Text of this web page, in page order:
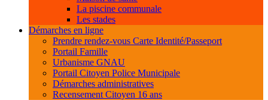
La piscine communale
Les stades
Démarches en ligne
Prendre rendez-vous Carte Identité/Passeport
Portail Famille
Urbanisme GNAU
Portail Citoyen Police Municipale
Démarches administratives
Recensement Citoyen 16 ans